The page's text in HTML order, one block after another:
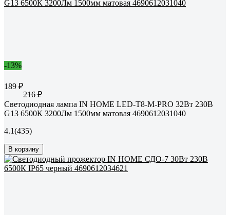
-13%
189 ₽
216 ₽
Светодиодная лампа IN HOME LED-T8-М-PRO 32Вт 230В
G13 6500К 3200Лм 1500мм матовая 4690612031040
4.1(435)
В корзину